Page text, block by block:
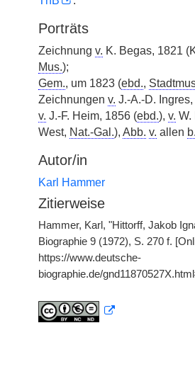
Porträts
Zeichnung v. K. Begas, 1821
Mus.);
Gem., um 1823 (ebd.,
Zeichnungen v. J.-A.-D.
v. J.-F. Heim, 1856 (ebd.), v. W.
West, Nat.-Gal.), Abb. v. allen b.
Autor/in
Karl Hammer
Zitierweise
Hammer, Karl, "Hittorff, Jakob
Biographie 9 (1972), S. 270 f.
https://www.deutsche-
biographie.de/